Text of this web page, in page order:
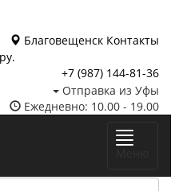
Благовещенск Контакты
+7 (987) 144-81-36
Отправка из Уфы
Ежедневно: 10.00 - 19.00